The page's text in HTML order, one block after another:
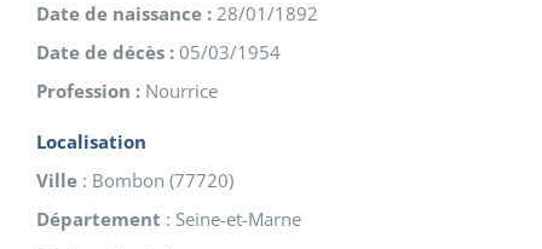
Date de naissance : 28/01/1892
Date de décès : 05/03/1954
Profession : Nourrice
Localisation
Ville : Bombon (77720)
Département : Seine-et-Marne